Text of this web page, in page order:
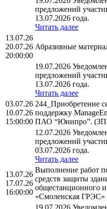
предложений
13.07.2026 года.
Читать далее
13.07.26
20.07.26
20:00:00
Абразивные
19.07.2026
предложений
13.07.2026 года.
Читать далее
03.07.26
10.07.26
15:00:00
244_Приобретение
поддержку
ПАО “Юнипро”.
12.07.2026
предложений
03.07.2026 года.
Читать далее
13.07.26
17.07.26
16:00:00
Выполнение работ
средств защиты
общестанционного
«Смоленская
19.07.2026